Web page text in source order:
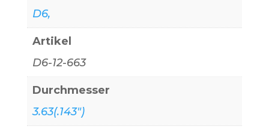
D6,
Artikel
D6-12-663
Durchmesser
3.63(.143")